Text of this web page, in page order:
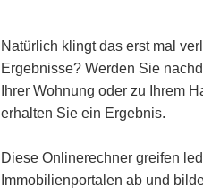
Natürlich klingt das erst mal
Ergebnisse?Werden Sie
Ihrer Wohnung oder zu Ihrem
erhalten Sie ein Ergebnis.
Diese Onlinerechner greifen
Immobilienportalen ab und